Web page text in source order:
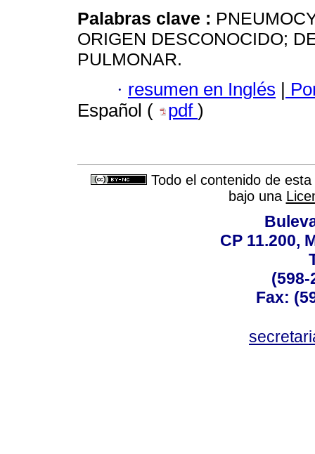
Palabras clave :
ORIGEN DESCONOCIDO;
PULMONAR.
· resumen en Inglés |
Español (
pdf )
Todo el contenido de
bajo una
CP 11.200,
(598-
Fax: